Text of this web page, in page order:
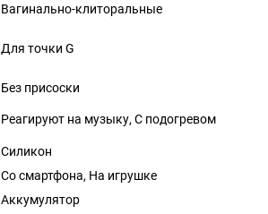
Вагинально-клиторальные
Для точки G
Без присоски
Реагируют на музыку, С подогревом
Силикон
Со смартфона, На игрушке
Аккумулятор